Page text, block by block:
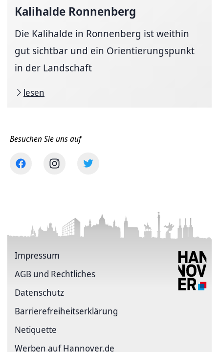
Kalihalde Ronnenberg
Die Kalihalde in Ronnenberg ist weithin
gut sichtbar und ein Orientierungspunkt
in der Landschaft
lesen
Besuchen Sie uns auf
Impressum
AGB und Rechtliches
Datenschutz
Barriere­freiheits­erklärung
Netiquette
Werben auf Hannover.de